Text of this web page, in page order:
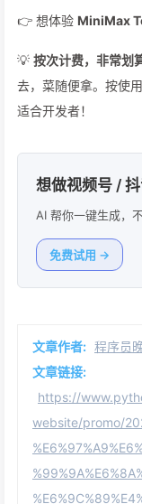
👉 想体验 MiniMax
💡 按次计费，非常划
去，菜随便拿。按使
适合开发者！
想做视频号 / 抖
AI 帮你一键生成，
免费试用 →
文章作者: 程序员
文章链接:
https://
website/promo/